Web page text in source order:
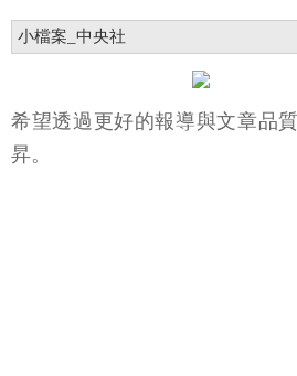
小檔案_中央社
希望透過更好的報導與文章品
昇。